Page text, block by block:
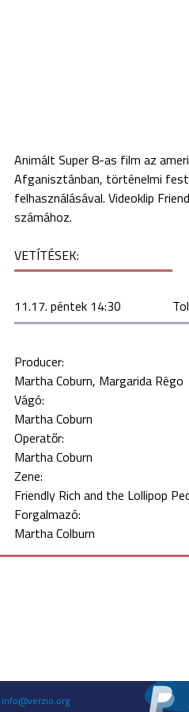
Animált Super 8-as film az
Afganisztánban, történelmi
felhasználásával. Videoklip
számához.
VETÍTÉSEK:
11.17. péntek 14:30
Producer:
Martha Coburn Margarida Rêgo
Vágó:
Martha Coburn
Operatőr:
Martha Coburn
Zene:
Friendly Rich and the Lollipop
Forgalmazó:
Martha Colburn
info@verzio.org